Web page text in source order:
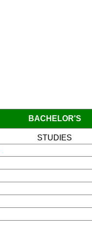
BACHELOR'S
STUDIES